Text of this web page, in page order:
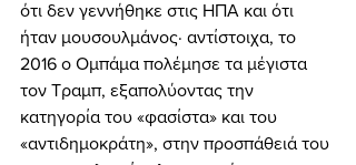
ότι δεν γεννήθηκε στις ΗΠΑ και ότι
ήταν μουσουλμάνος· αντίστοιχα, το
2016 ο Ομπάμα πολέμησε τα μέγιστα
τον Τραμπ, εξαπολύοντας την
κατηγορία του «φασίστα» και του
«αντιδημοκράτη», στην προσπάθειά του